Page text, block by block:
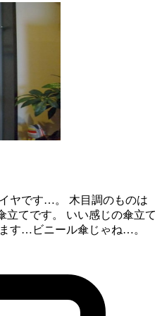
ヤです…。 木目調のものは
立てです。 いい感じの傘立て
す…ビニール傘じゃね…。